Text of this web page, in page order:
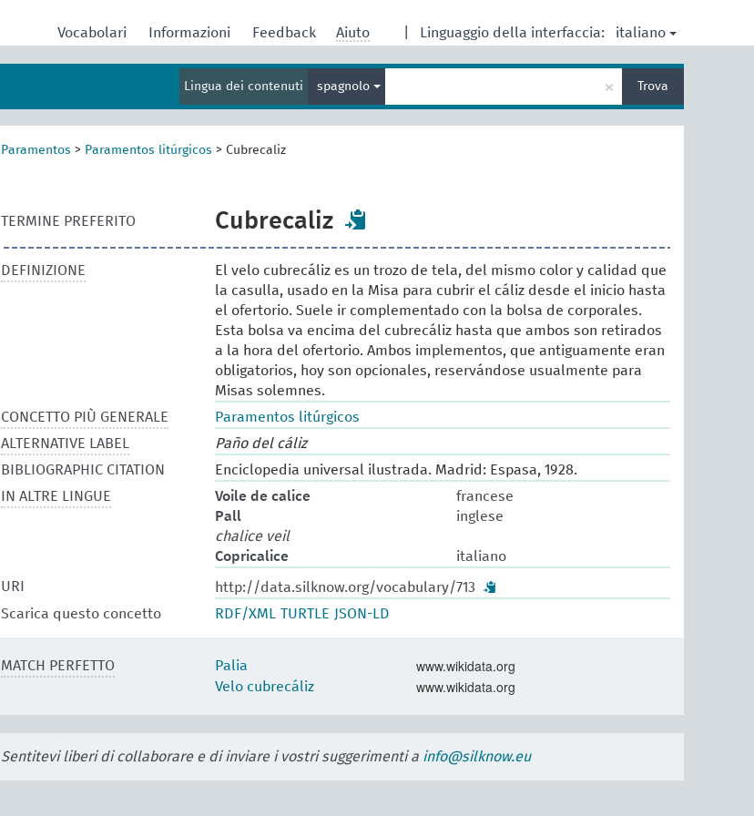
Linguaggio della interfaccia: italiano
Vocabolari Informazioni Feedback Aiuto
Lingua dei contenuti spagnolo
termine
per
× Trova
Paramentos > Paramentos litúrgicos > Cubrecaliz
TERMINE PREFERITO Cubrecaliz
DEFINIZIONE
El velo cubrecáliz es un trozo de tela, del mismo color y calidad que
la casulla, usado en la Misa para cubrir el cáliz desde el inicio hasta
el ofertorio. Suele ir complementado con la bolsa de corporales.
Esta bolsa va encima del cubrecáliz hasta que ambos son retirados
a la hora del ofertorio. Ambos implementos, que antiguamente eran
obligatorios, hoy son opcionales, reservándose usualmente para
Misas solemnes.
CONCETTO PIÙ GENERALE
Paramentos litúrgicos
ALTERNATIVE LABEL
Paño del cáliz
BIBLIOGRAPHIC CITATION
Enciclopedia universal ilustrada. Madrid: Espasa, 1928.
IN ALTRE LINGUE
Voile de calice
francese
Pall
inglese
chalice veil
Copricalice
italiano
URI
http://data.silknow.org/vocabulary/713
Scarica questo concetto
RDF/XML TURTLE JSON-LD
MATCH PERFETTO Palia www.wikidata.org
Velo cubrecáliz www.wikidata.org
Sentitevi liberi di collaborare e di inviare i vostri suggerimenti a info@silknow.eu